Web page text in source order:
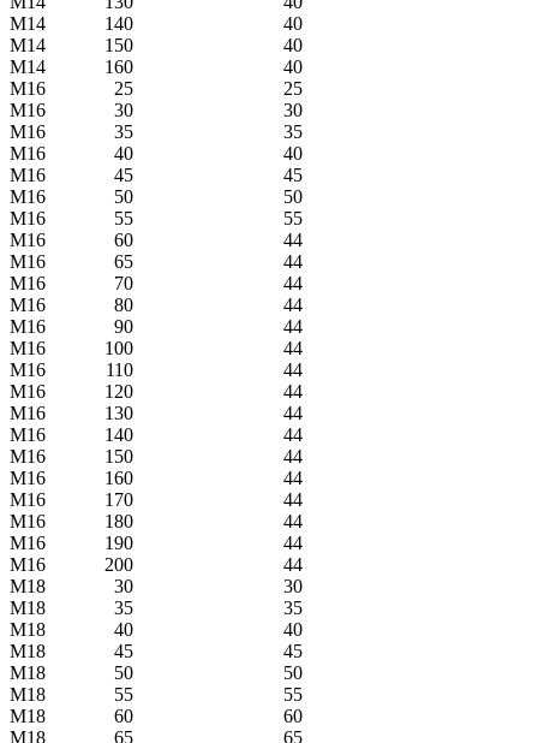
М14
140
40
М14
150
40
М14
160
40
M16
25
25
M16
30
30
M16
35
35
M16
40
40
M16
45
45
M16
50
50
M16
55
55
M16
60
44
M16
65
44
M16
70
44
M16
80
44
M16
90
44
M16
100
44
M16
110
44
M16
120
44
M16
130
44
M16
140
44
M16
150
44
M16
160
44
M16
170
44
M16
180
44
M16
190
44
M16
200
44
M18
30
30
M18
35
35
M18
40
40
M18
45
45
M18
50
50
M18
55
55
M18
60
60
M18
65
65